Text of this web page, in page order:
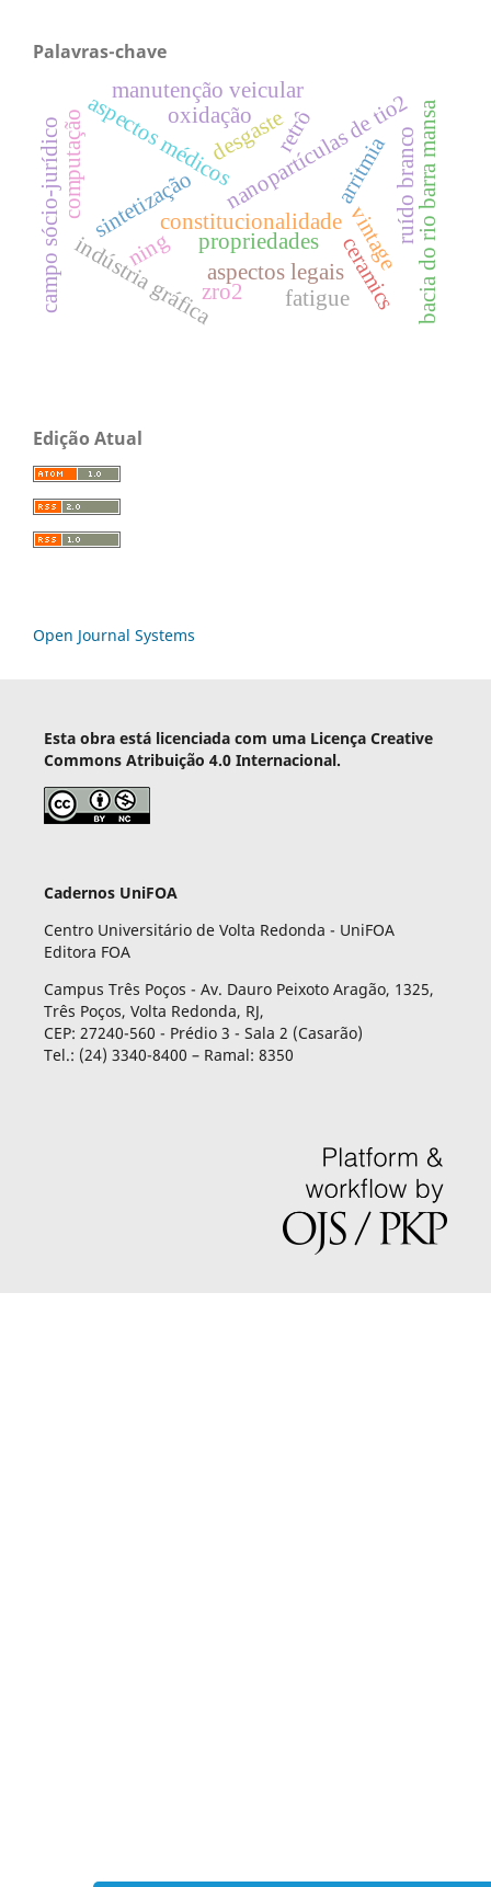
Palavras-chave
nanopartículas de tio2
ning
constitucionalidade
aspectos legais
aspectos médicosdesgaste
vintage
retrô
manutenção veicular
arritmia
indústria gráfica bacia do rio barra mansa
sintetização ruído branco
computação
propriedades ceramics
zro2 fatigue
campo sócio-jurídico
oxidação
Edição Atual
Open Journal Systems
Esta obra está licenciada com uma Licença Creative
Commons Atribuição 4.0 Internacional.
Cadernos UniFOA
Centro Universitário de Volta Redonda - UniFOA
Editora FOA
Campus Três Poços - Av. Dauro Peixoto Aragão, 1325,
Três Poços, Volta Redonda, RJ,
CEP: 27240-560 - Prédio 3 - Sala 2 (Casarão)
Tel.: (24) 3340-8400 – Ramal: 8350